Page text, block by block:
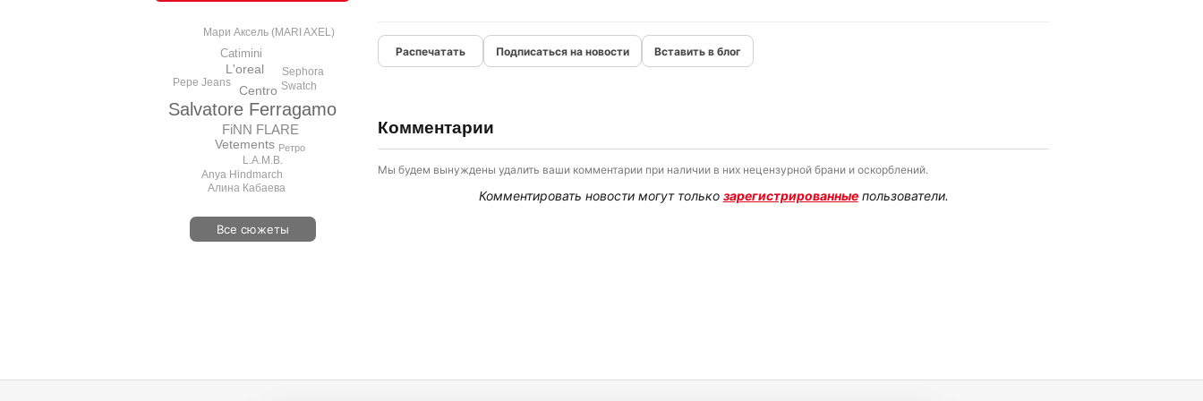
Salvatore Ferragamo
FiNN FLARE
Centro
L'oreal
Vetements
Catimini
L.A.M.B.
Swatch
Pepe Jeans
Anya Hindmarch
Мари Аксель (MARI AXEL)
Алина Кабаева
Sephora
Ретро
Все сюжеты
Подписаться на новости Вставить в блог
Комментарии
Мы будем вынуждены удалить ваши комментарии при наличии в них нецензурной брани и оскорблений.
Комментировать новости могут только зарегистрированныепользователи.